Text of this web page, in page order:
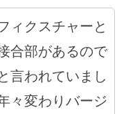
ィクスチャーと
合部があるので
言われていまし
々変わりバージ